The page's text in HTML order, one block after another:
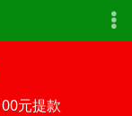
元提款